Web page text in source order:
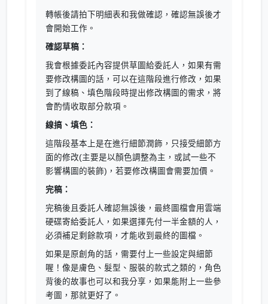
轉帳後請拍下明細表和我做確認，確認無誤後才
會開始工作。
確認草稿：
我會根據委託內容提供草圖給委託人，如果有需
要修改構圖的話，可以在這階段進行修改，如果
到了線稿、填色階段時提出修改構圖的需求，將
會酌情收取部分款項。
線搞、填色：
這階段基本上是在進行細節潤飾，只接受細節方
面的修改(主要是以顏色調整為主，或試一些不
影響構圖的裝飾)，若要修改構圖會需要加價。
完稿：
完稿後且委託人確認無誤後，最終圖檔會用雲端
硬碟寄給委託人，如果選擇先付一半金額的人，
必須補足剩餘款項，才能收到最終的圖檔。
如果是原創角的話，需要付上一些設定與細節
喔！像是膚色、髮型、服裝的款式之類的，角色
背後的故事也可以和我分享，如果能附上一些參
考圖，那就更好了。